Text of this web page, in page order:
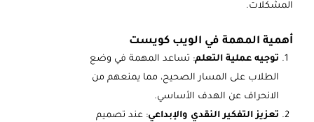
المشكلات.
أهمية المهمة في الويب كويست
توجيه عملية التعلم: تساعد المهمة في وضع
الطلاب على المسار الصحيح، مما يمنعهم من
الانحراف عن الهدف الأساسي.
تعزيز التفكير النقدي والإبداعي: عند تصميم